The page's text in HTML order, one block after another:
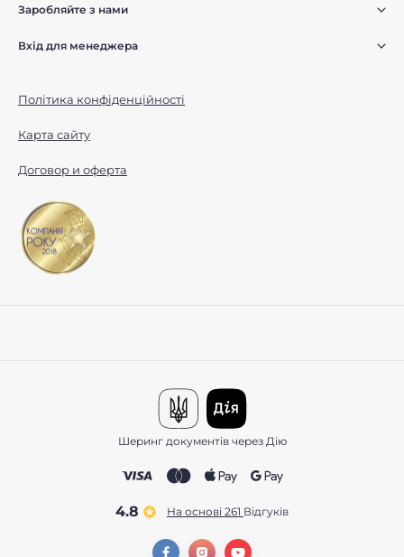
Заробляйте з нами
Вхід для менеджера
Політика конфіденційності
Карта сайту
Договор и оферта
Шеринг документів через Дію
4.8 На основі 261 відгуків